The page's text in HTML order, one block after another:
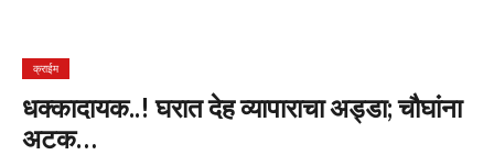
क्राईम
धक्कादायक..! घरात देह व्यापाराचा अड्डा; चौघांना
अटक…